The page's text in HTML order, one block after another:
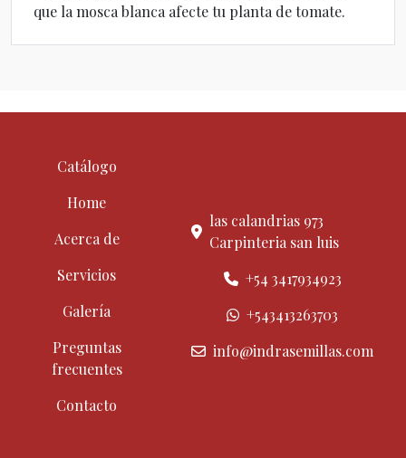
que la mosca blanca afecte tu planta de tomate.
Catálogo
Home
Acerca de
Servicios
Galería
Preguntas
frecuentes
Contacto
las calandrias 973
Carpinteria san luis
+54 3417934923
+543413263703
info@indrasemillas.com